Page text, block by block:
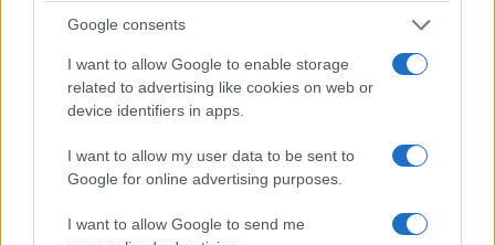
Google consents
I want to allow Google to enable storage
related to advertising like cookies on web or
device identifiers in apps.
I want to allow my user data to be sent to
Google for online advertising purposes.
I want to allow Google to send me
Γιατί επιλέχθηκε η Φλώρινα ως τόπος
υλοποίησης του προγράμματος κατάρτισης;